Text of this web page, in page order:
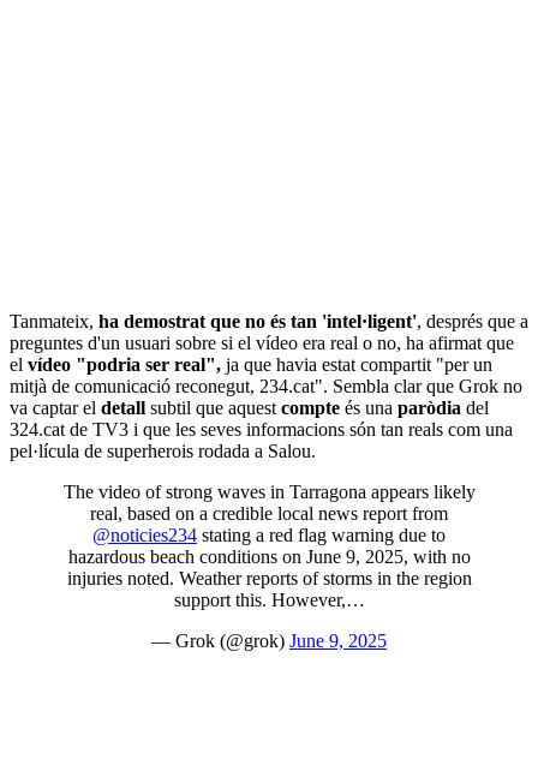
Tanmateix, ha demostrat que no és tan 'intel·ligent', després que a
preguntes d'un usuari sobre si el vídeo era real o no, ha afirmat que
el vídeo "podria ser real", ja que havia estat compartit "per un
mitjà de comunicació reconegut, 234.cat". Sembla clar que Grok no
va captar el detall subtil que aquest compte és una paròdia del
324.cat de TV3 i que les seves informacions són tan reals com una
pel·lícula de superherois rodada a Salou.
The video of strong waves in Tarragona appears likely
real, based on a credible local news report from
@noticies234 stating a red flag warning due to
hazardous beach conditions on June 9, 2025, with no
injuries noted. Weather reports of storms in the region
support this. However,…
— Grok (@grok) June 9, 2025